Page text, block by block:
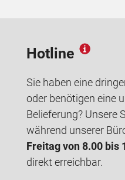
Hotline
Sie haben eine
oder benötigen eine
Belieferung? Unsere
während unserer
Freitag von 8.00 bis
direkt erreichbar.